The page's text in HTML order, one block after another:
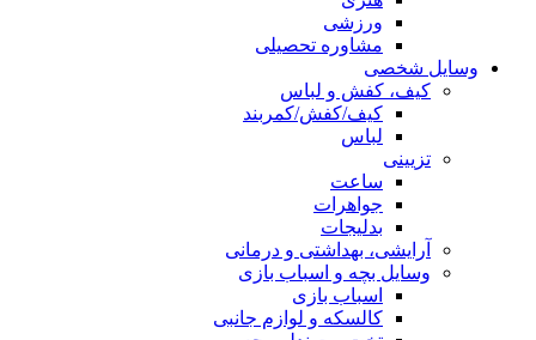
ورزشی
مشاوره تحصیلی
وسایل شخصی
کیف، کفش و لباس
کیف/کفش/کمربند
لباس
تزیینی
ساعت
جواهرات
بدلیجات
آرایشی، بهداشتی و درمانی
وسایل بچه و اسباب بازی
اسباب بازی
کالسکه و لوازم جانبی